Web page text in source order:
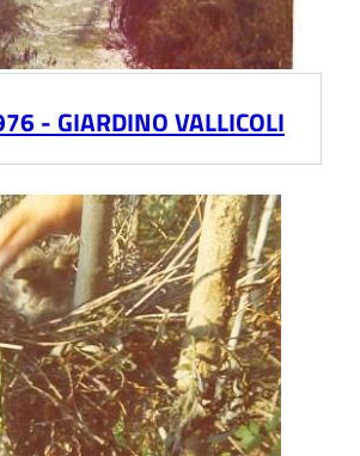
- GIARDINO VALLICOLI